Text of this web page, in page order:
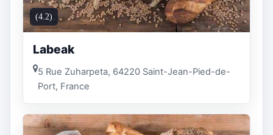
(4.2)
Labeak
5 Rue Zuharpeta, 64220 Saint-Jean-Pied-de-
Port, France